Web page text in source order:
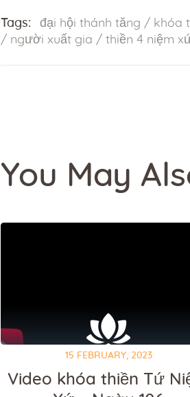
Tags: đại hội thánh tăng / khóa
/ người xuất gia / thiền 4 niệm
You May
15 FEBRUARY, 2023
Video khóa thiền Tứ